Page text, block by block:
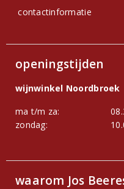
contactinformatie
openingstijden
wijnwinkel Noordbroek
ma t/m za:
zondag:
waarom Jos